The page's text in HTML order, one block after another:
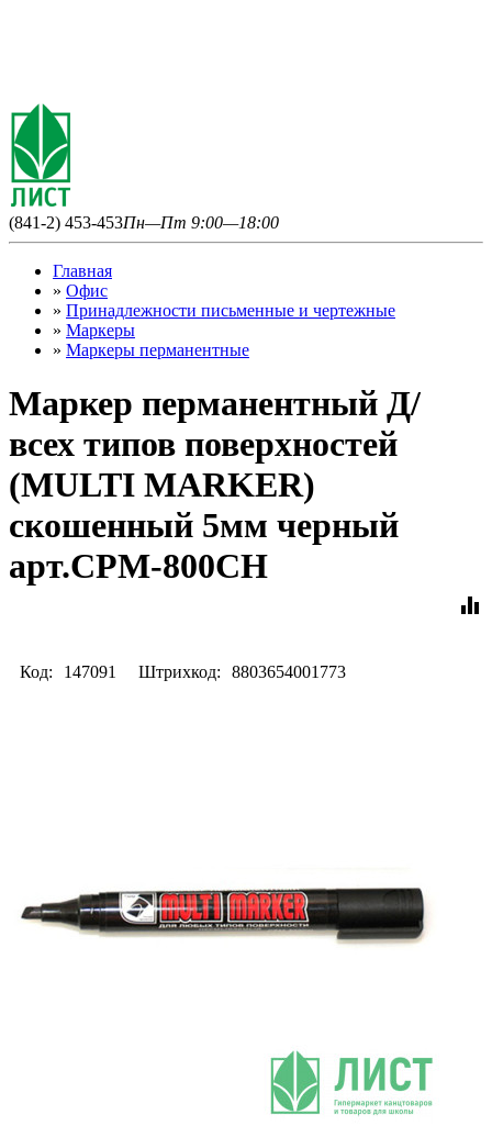
(841-2) 453-453Пн—Пт 9:00—18:00
Главная
» Офис
» Принадлежности письменные и чертежные
» Маркеры
» Маркеры перманентные
Маркер перманентный Д/
всех типов поверхностей
(MULTI MARKER)
скошенный 5мм черный
арт.CPM-800СН
equalizer
Код: 147091 Штрихкод: 8803654001773